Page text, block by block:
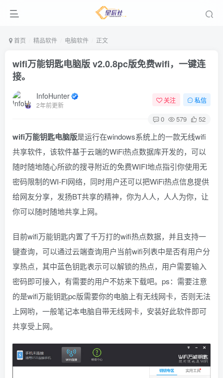
首页 精品软件 电脑软件 正文
wifi万能钥匙电脑版 v2.0.8pc版免费wifi，一键连
接。
InfoHunter
2年前更新
关注 私信
0 579 52
wifi万能钥匙电脑版是运行在windows系统上的一款无线wifi
共享软件，该软件基于云端的WiFi热点数据库开发的，可以
随时随地随心所欲的搜寻附近的免费WIFI地点指引你使用无
密码限制的WI-FI网络，同时用户还可以把WiFi热点信息提供
给网友分享，发扬BT共享的精神，你为人人，人人为你，让
你可以随时随地共享上网。
目前wifi万能钥匙内置了千万打的wifi热点数据，并且支持一
键查询，可以通过云端查询用户当前wifi列表中是否有用户分
享热点，其中蓝色钥匙表示可以解锁的热点，用户需要输入
密码即可接入，有需要的用户不妨来下载吧。ps：需要注意
的是wifi万能钥匙pc版需要你的电脑上有无线网卡，否则无法
上网哟，一般笔记本电脑自带无线网卡，安装好此软件即可
共享受上网。